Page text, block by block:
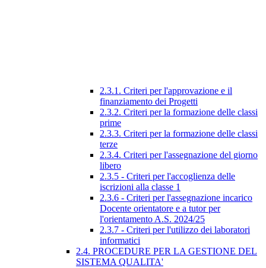
2.3.1. Criteri per l'approvazione e il
finanziamento dei Progetti
2.3.2. Criteri per la formazione delle classi
prime
2.3.3. Criteri per la formazione delle classi
terze
2.3.4. Criteri per l'assegnazione del giorno
libero
2.3.5 - Criteri per l'accoglienza delle
iscrizioni alla classe 1
2.3.6 - Criteri per l'assegnazione incarico
Docente orientatore e a tutor per
l'orientamento A.S. 2024/25
2.3.7 - Criteri per l'utilizzo dei laboratori
informatici
2.4. PROCEDURE PER LA GESTIONE DEL
SISTEMA QUALITA'